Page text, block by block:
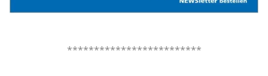
*************************